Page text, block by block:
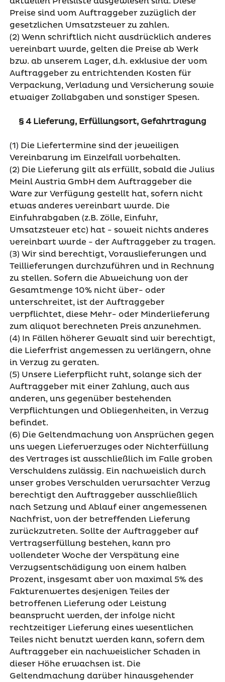
Preise sind vom Auftraggeber zuzüglich der
gesetzlichen Umsatzsteuer zu zahlen.
(2) Wenn schriftlich nicht ausdrücklich anderes
vereinbart wurde, gelten die Preise ab Werk
bzw. ab unserem Lager, d.h. exklusive der vom
Auftraggeber zu entrichtenden Kosten für
Verpackung, Verladung und Versicherung sowie
etwaiger Zollabgaben und sonstiger Spesen.
§ 4 Lieferung, Erfüllungsort, Gefahrtragung
(1) Die Liefertermine sind der jeweiligen
Vereinbarung im Einzelfall vorbehalten.
(2) Die Lieferung gilt als erfüllt, sobald die Julius
Meinl Austria GmbH dem Auftraggeber die
Ware zur Verfügung gestellt hat, sofern nicht
etwas anderes vereinbart wurde. Die
Einfuhrabgaben (z.B. Zölle, Einfuhr,
Umsatzsteuer etc) hat - soweit nichts anderes
vereinbart wurde - der Auftraggeber zu tragen.
(3) Wir sind berechtigt, Vorauslieferungen und
Teillieferungen durchzuführen und in Rechnung
zu stellen. Sofern die Abweichung von der
Gesamtmenge 10% nicht über- oder
unterschreitet, ist der Auftraggeber
verpflichtet, diese Mehr- oder Minderlieferung
zum aliquot berechneten Preis anzunehmen.
(4) In Fällen höherer Gewalt sind wir berechtigt,
die Lieferfrist angemessen zu verlängern, ohne
in Verzug zu geraten.
(5) Unsere Lieferpflicht ruht, solange sich der
Auftraggeber mit einer Zahlung, auch aus
anderen, uns gegenüber bestehenden
Verpflichtungen und Obliegenheiten, in Verzug
befindet.
(6) Die Geltendmachung von Ansprüchen gegen
uns wegen Lieferverzuges oder Nichterfüllung
des Vertrages ist ausschließlich im Falle groben
Verschuldens zulässig. Ein nachweislich durch
unser grobes Verschulden verursachter Verzug
berechtigt den Auftraggeber ausschließlich
nach Setzung und Ablauf einer angemessenen
Nachfrist, von der betreffenden Lieferung
zurückzutreten. Sollte der Auftraggeber auf
Vertragserfüllung bestehen, kann pro
vollendeter Woche der Verspätung eine
Verzugsentschädigung von einem halben
Prozent, insgesamt aber von maximal 5% des
Fakturenwertes desjenigen Teiles der
betroffenen Lieferung oder Leistung
beansprucht werden, der infolge nicht
rechtzeitiger Lieferung eines wesentlichen
Teiles nicht benutzt werden kann, sofern dem
Auftraggeber ein nachweislicher Schaden in
dieser Höhe erwachsen ist. Die
Geltendmachung darüber hinausgehender